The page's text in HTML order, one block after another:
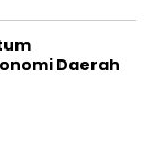
Daerah